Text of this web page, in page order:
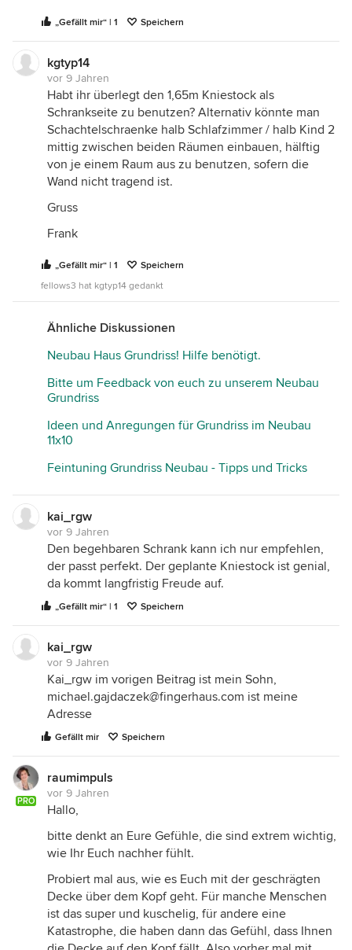
„Gefällt mir“ | 1 Speichern
kgtyp14
vor 9 Jahren
Habt ihr überlegt den 1,65m Kniestock als
Schrankseite zu benutzen? Alternativ könnte man
Schachtelschraenke halb Schlafzimmer / halb Kind 2
mittig zwischen beiden Räumen einbauen, hälftig
von je einem Raum aus zu benutzen, sofern die
Wand nicht tragend ist.
Gruss
Frank
„Gefällt mir“ | 1
Speichern
fellows3 hat kgtyp14 gedankt
Ähnliche Diskussionen
Neubau Haus Grundriss! Hilfe benötigt.
Bitte um Feedback von euch zu unserem Neubau
Grundriss
Ideen und Anregungen für Grundriss im Neubau
11x10
Feintuning Grundriss Neubau - Tipps und Tricks
kai_rgw
vor 9 Jahren
Den begehbaren Schrank kann ich nur empfehlen,
der passt perfekt. Der geplante Kniestock ist genial,
da kommt langfristig Freude auf.
„Gefällt mir“ | 1 Speichern
kai_rgw
vor 9 Jahren
Kai_rgw im vorigen Beitrag ist mein Sohn,
michael.gajdaczek@fingerhaus.com ist meine
Adresse
Gefällt mir Speichern
PRO
raumimpuls
vor 9 Jahren
Hallo,
bitte denkt an Eure Gefühle, die sind extrem wichtig,
wie Ihr Euch nachher fühlt.
Probiert mal aus, wie es Euch mit der geschrägten
Decke über dem Kopf geht. Für manche Menschen
ist das super und kuschelig, für andere eine
Katastrophe, die haben dann das Gefühl, dass Ihnen